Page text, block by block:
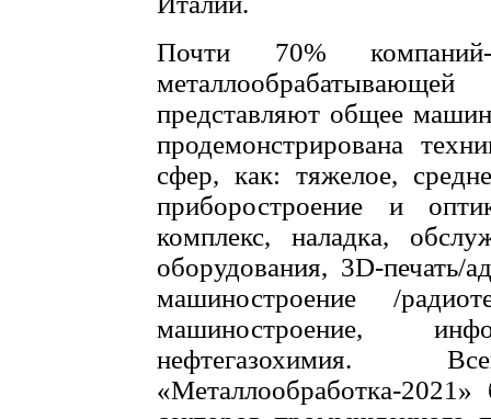
Почти 70%
представляют общее
продемонстрирована
сфер, как: тяжелое,
приборостроение и
комплекс, наладка,
оборудования, 3D-печать/
машиностроение /
машиностроение,
нефтегазохимия.
«Металлообработка-